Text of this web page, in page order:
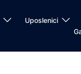
Uposlenici